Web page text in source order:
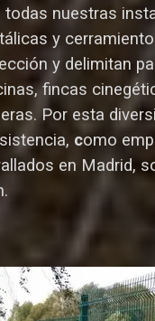
todas nuestras
y
y delimitan
fincas
Por esta
como
en Madrid,